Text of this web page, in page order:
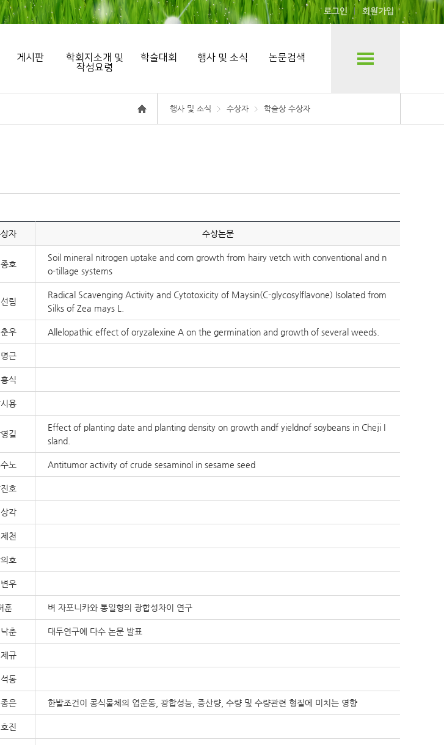
로그인 회원가입
게시판
학회지소개 및
작성요령
학술대회 행사 및 소식 논문검색
행사 및 소식 수상자 학술상 수상자
자 수상논문
호
Soil mineral nitrogen uptake and corn growth from hairy vetch with conventional and n
o-tillage systems
림
Radical Scavenging Activity and Cytotoxicity of Maysin(C-glycosylflavone) Isolated from
Silks of Zea mays L.
우 Allelopathic effect of oryzalexine A on the germination and growth of several weeds.
근
식
용
길
Effect of planting date and planting density on growth andf yieldnof soybeans in Cheji I
sland.
노 Antitumor activity of crude sesaminol in sesame seed
호
각
천
호
우
훈 벼 자포니카와 통일형의 광합성차이 연구
춘 대두연구에 다수 논문 발표
규
동
은 한밭조건이 콩식물체의 엽운동, 광합성능, 증산량, 수량 및 수량관련 형질에 미치는 영향
진